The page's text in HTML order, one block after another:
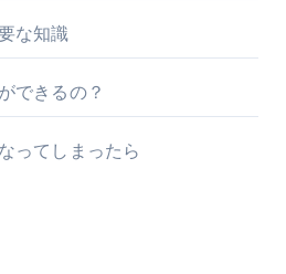
な知識
できるの？
ってしまったら